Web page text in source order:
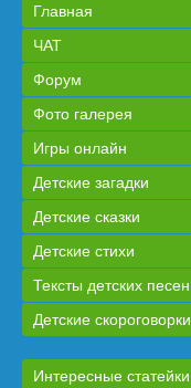
Главная
ЧАТ
Форум
Фото галерея
Игры онлайн
Детские загадки
Детские сказки
Детские стихи
Тексты детских песен
Детские скороговорки
Интересные статейки